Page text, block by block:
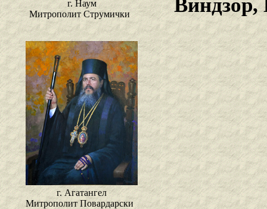
г. Наум
Митрополит Струмички
г. Агатангел
Митрополит Повардарски
Виндзор,